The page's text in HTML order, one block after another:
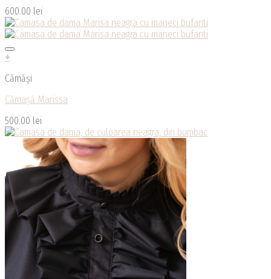
600.00 lei
+
Cămăși
Cămașă Marissa
500.00 lei